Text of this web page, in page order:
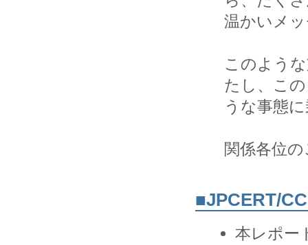
温かいメ
このよう
たし、こ
うな事態
関係各位
■JPCERT/
本レポー